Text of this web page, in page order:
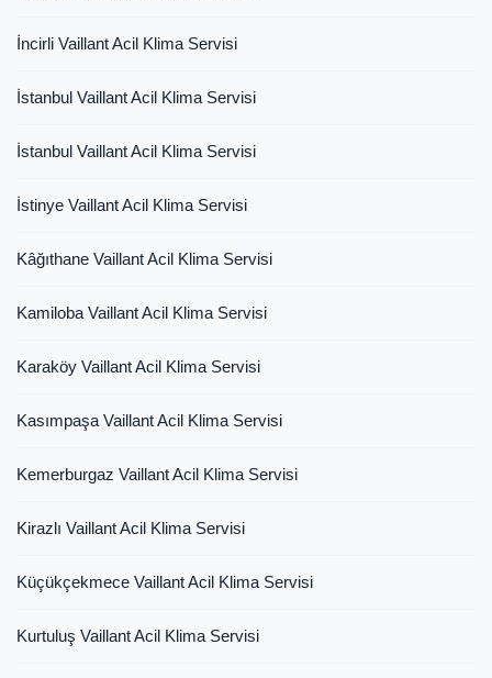
İncirli Vaillant Acil Klima Servisi
İstanbul Vaillant Acil Klima Servisi
İstanbul Vaillant Acil Klima Servisi
İstinye Vaillant Acil Klima Servisi
Kâğıthane Vaillant Acil Klima Servisi
Kamiloba Vaillant Acil Klima Servisi
Karaköy Vaillant Acil Klima Servisi
Kasımpaşa Vaillant Acil Klima Servisi
Kemerburgaz Vaillant Acil Klima Servisi
Kirazlı Vaillant Acil Klima Servisi
Küçükçekmece Vaillant Acil Klima Servisi
Kurtuluş Vaillant Acil Klima Servisi